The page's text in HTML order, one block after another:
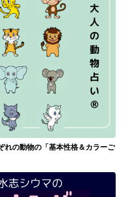
れの動物の「基本性格＆カラーご